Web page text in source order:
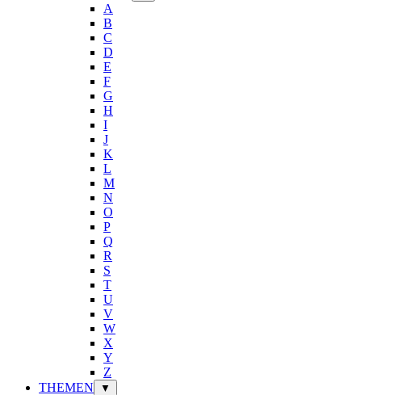
A
B
C
D
E
F
G
H
I
J
K
L
M
N
O
P
Q
R
S
T
U
V
W
X
Y
Z
THEMEN
▼